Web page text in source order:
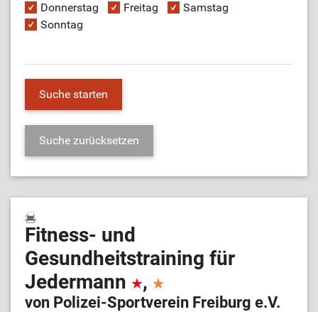
Donnerstag
Freitag
Samstag
Sonntag
Fitness- und
Gesundheitstraining für
Jedermann
,
von Polizei-Sportverein Freiburg e.V.